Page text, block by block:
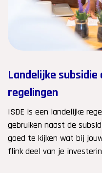
Landelijke subsidie
regelingen
ISDE is een landelijke
gebruiken naast de
goed te kijken wat bij
flink deel van je